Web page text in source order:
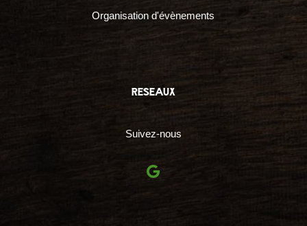
Organisation d'évènements
reseaux
Suivez-nous